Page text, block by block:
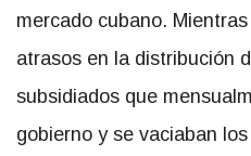
mercado cubano.
atrasos en la distribución
subsidiados que
gobierno y se vaciaban